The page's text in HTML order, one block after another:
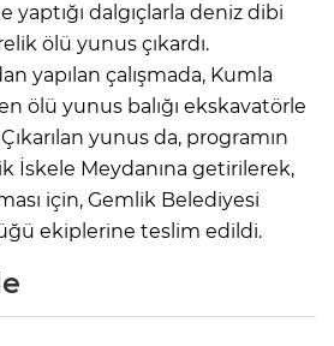
yaptığı dalgıçlarla deniz dibi
ölü yunus çıkardı.
yapılan çalışmada, Kumla
ölü yunus balığı ekskavatörle
yunus da, programın
İskele Meydanına getirilerek,
için, Gemlik Belediyesi
ekiplerine teslim edildi.